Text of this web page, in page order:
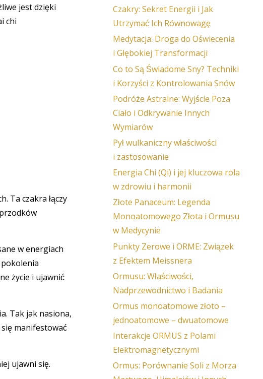
jest dzięki
chi
Ta czakra łączy
w energiach
życie i ujawnić
Tak jak nasiona,
manifestować
ujawni się.
Czakry: Sekret Energii i Jak
Utrzymać Ich Równowagę
Medytacja: Droga do Oświecenia
i Głębokiej Transformacji
Co to Są Świadome Sny? Techniki
i Korzyści z Kontrolowania Snów
Podróże Astralne: Wyjście Poza
Ciało i Odkrywanie Innych
Wymiarów
Pył wulkaniczny właściwości
i zastosowanie
Energia Chi (Qi) i jej kluczowa rola
w zdrowiu i harmonii
Złote Panaceum: Legenda
Monoatomowego Złota i Ormusu
w Medycynie
Punkty Zerowe i ORME: Związek
z Efektem Meissnera
Ormusu: Właściwości,
Nadprzewodnictwo i Badania
Ormus monoatomowe złoto –
jednoatomowe – dwuatomowe
Interakcje ORMUS z Polami
Elektromagnetycznymi
Ormus: Porównanie Soli z Morza